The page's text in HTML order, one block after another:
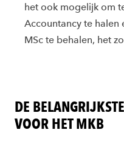
het ook mogelijk om
Accountancy te halen
MSc te behalen, het
DE
VOOR HET MKB